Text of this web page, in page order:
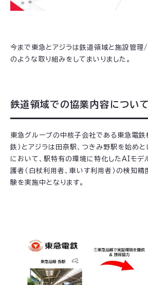
今まで東急とアジラは鉄道領域と施設管理
のような取り組みをしてまいりました。
鉄道領域での協業内容について
東急グループの中核子会社である東急電鉄
鉄）とアジラは田奈駅、つきみ野駅を始め
において、駅特有の環境に特化したAIモデ
護者（白杖利用者、車いす利用者）の検知
験を実施中となります。